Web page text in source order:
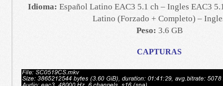
Idioma: Español Latino EAC3 5.1 ch – Ingles EAC3
Latino (Forzado + Completo) –
Peso: 3.6 GB
CAPTURAS